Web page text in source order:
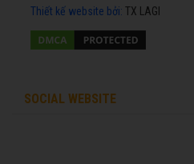
Thiết kế website bởi: TX LAGI
SOCIAL WEBSITE